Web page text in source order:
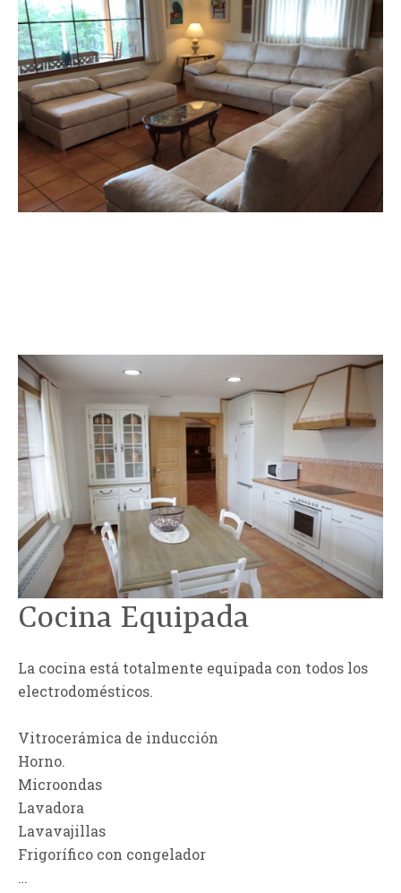
Cocina Equipada
La cocina está totalmente equipada con todos los
electrodomésticos.
Vitrocerámica de inducción
Horno.
Microondas
Lavadora
Lavavajillas
Frigorífico con congelador
…